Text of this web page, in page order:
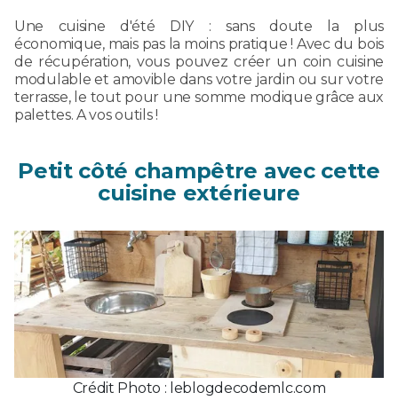
Une cuisine d'été DIY : sans doute la plus
économique, mais pas la moins pratique ! Avec du bois
de récupération, vous pouvez créer un coin cuisine
modulable et amovible dans votre jardin ou sur votre
terrasse, le tout pour une somme modique grâce aux
palettes. A vos outils !
Petit côté champêtre avec cette
cuisine extérieure
Crédit Photo : leblogdecodemlc.com